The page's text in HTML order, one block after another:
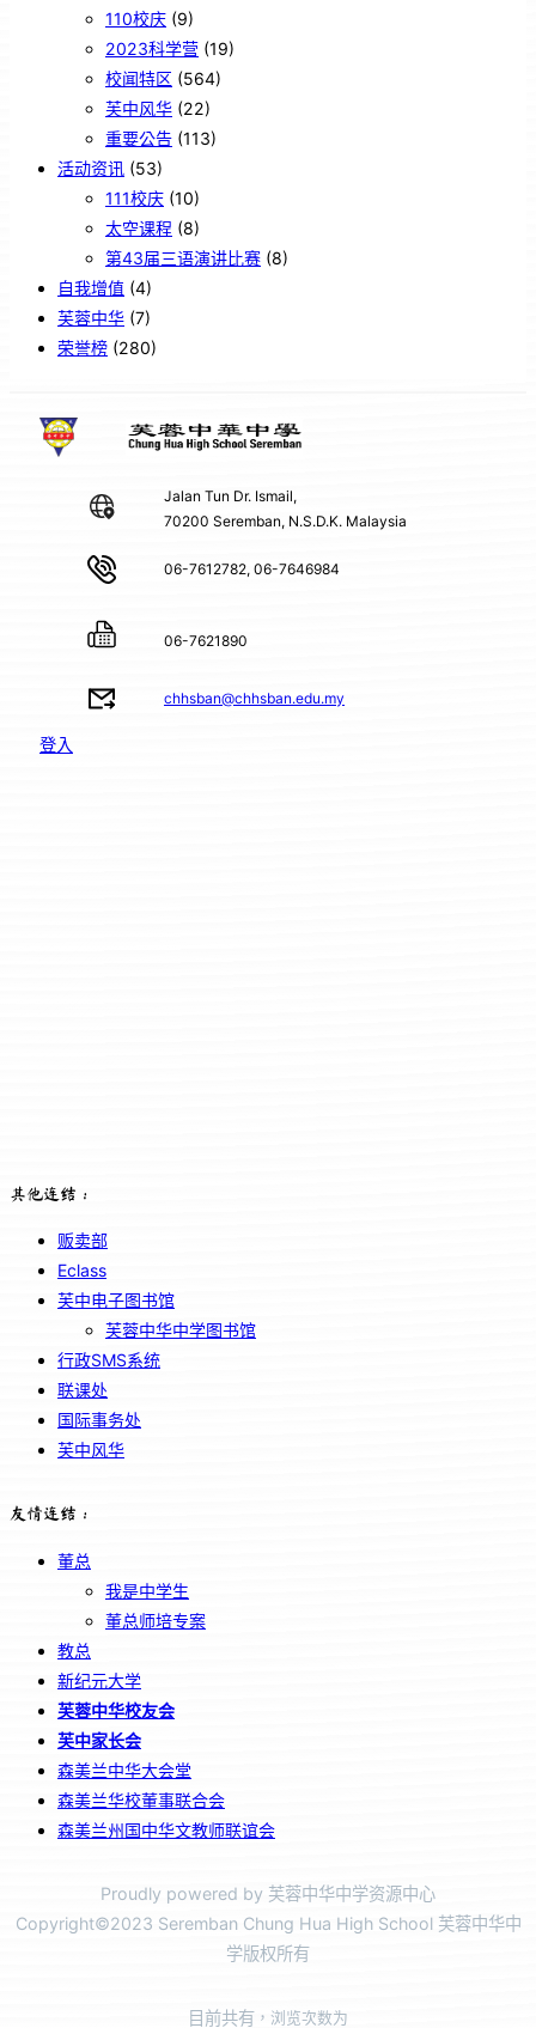
110校庆 (9)
2023科学营 (19)
校闻特区 (564)
芙中风华 (22)
重要公告 (113)
活动资讯 (53)
111校庆 (10)
太空课程 (8)
第43届三语演讲比赛 (8)
自我增值 (4)
芙蓉中华 (7)
荣誉榜 (280)
Jalan Tun Dr. Ismail,
70200 Seremban, N.S.D.K. Malaysia
06-7612782, 06-7646984
06-7621890
chhsban@chhsban.edu.my
登入
其他连结：
贩卖部
Eclass
芙中电子图书馆
芙蓉中华中学图书馆
行政SMS系统
联课处
国际事务处
芙中风华
友情连结：
董总
我是中学生
董总师培专案
教总
新纪元大学
芙蓉中华校友会
芙中家长会
森美兰中华大会堂
森美兰华校董事联合会
森美兰州国中华文教师联谊会
Proudly powered by 芙蓉中华中学资源中心
Copyright©2023 Seremban Chung Hua High School 芙蓉中华中
学版权所有
目前共有 ，浏览次数为